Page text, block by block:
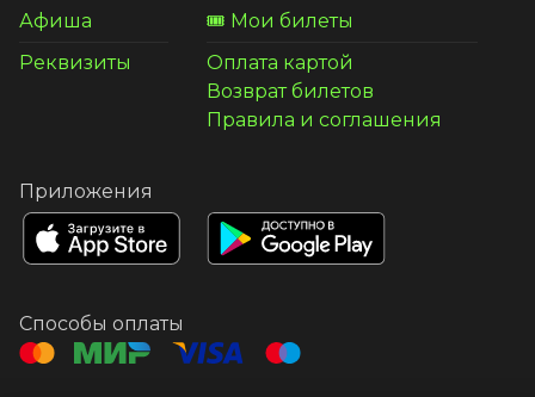
Афиша
Реквизиты
🎟️ Мои билеты
Оплата картой
Возврат билетов
Правила и соглашения
Приложения
Способы оплаты